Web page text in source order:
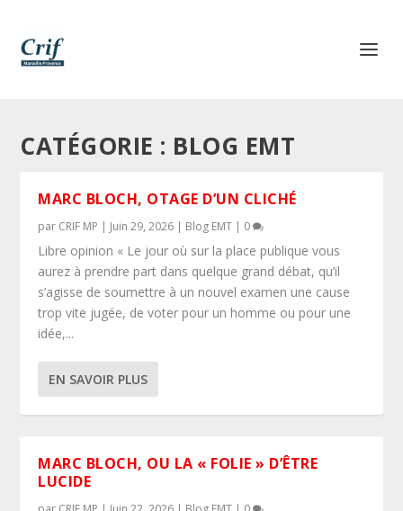
CATÉGORIE : BLOG EMT
MARC BLOCH, OTAGE D’UN CLICHÉ
par CRIF MP | Juin 29, 2026 | Blog EMT | 0
Libre opinion « Le jour où sur la place publique vous
aurez à prendre part dans quelque grand débat, qu’il
s’agisse de soumettre à un nouvel examen une cause
trop vite jugée, de voter pour un homme ou pour une
idée,...
EN SAVOIR PLUS
MARC BLOCH, OU LA « FOLIE » D’ÊTRE
LUCIDE